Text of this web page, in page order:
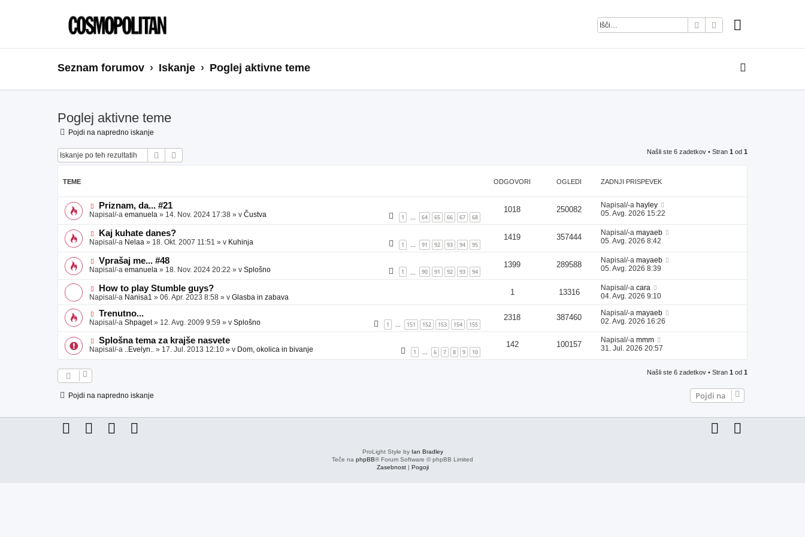
IskanjeNapredno iskanje
Seznam forumov Iskanje Poglej aktivne teme
Poglej aktivne teme
Pojdi na napredno iskanje
Iskanje Našli ste 6 zadetkov • Stran 1 od 1
TEME ODGOVORI OGLEDI ZADNJI PRISPEVEK
N
o
e
o
b
j
a
v
e
Priznam, da... #21
Napisal/-a emanuela » 14. Nov. 2024 17:38 » v Čustva 1 64 65 66 67 68
1018 250082 Napisal/-a hayley
05. Avg. 2026 15:22
N
o
e
b
j
a
v
e
Kaj kuhate danes?
Napisal/-a Nelaa » 18. Okt. 2007 11:51 » v Kuhinja 1 91 92 93 94 95
1419 357444 Napisal/-a mayaeb
05. Avg. 2026 8:42
N
o
v
e
o
b
v
e
Vprašaj me... #48
Napisal/-a emanuela » 18. Nov. 2024 20:22 » v Splošno 1 90 91 92 93 94
1399 289588 Napisal/-a mayaeb
05. Avg. 2026 8:39
N
o
v
e
o
b
a
v
How to play Stumble guys?
Napisal/-a Nanisa1 » 06. Apr. 2023 8:58 » v Glasba in zabava
1 13316 Napisal/-a cara
04. Avg. 2026 9:10
N
o
v
e
o
b
Trenutno...
Napisal/-a Shpaget» 12. Avg. 2009 9:59 » v Splošno 1 … 151 152 153 154 155
2318 387460 Napisal/-a mayaeb
02. Avg. 2026 16:26
N
o
a
Splošna tema za krajše nasvete
Napisal/-a ..Evelyn.. » 17. Jul. 2013 12:10 » v Dom, okolica in bivanje 1 … 6 7 8 9 10
142 100157 Napisal/-a mmm
31. Jul. 2026 20:57
Našli ste 6 zadetkov • Stran 1 od 1
Pojdi na napredno iskanje Pojdi na
ProLight Style by Ian Bradley
Teče na phpBB® Forum Software © phpBB Limited
Zasebnost| Pogoji